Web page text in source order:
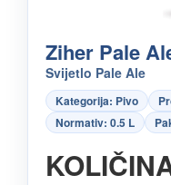
Ziher Pale
Svijetlo Pale Ale
Kategorija: Pivo
Normativ: 0.5 L